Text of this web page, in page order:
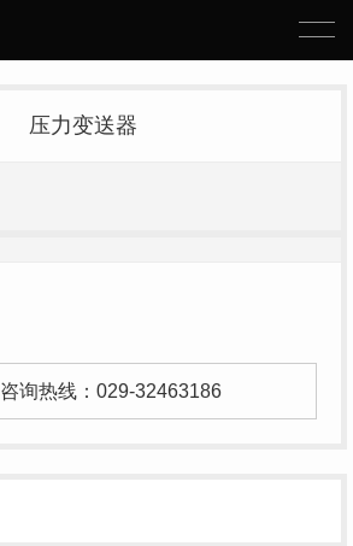
压力变送器
咨询热线： 029-32463186